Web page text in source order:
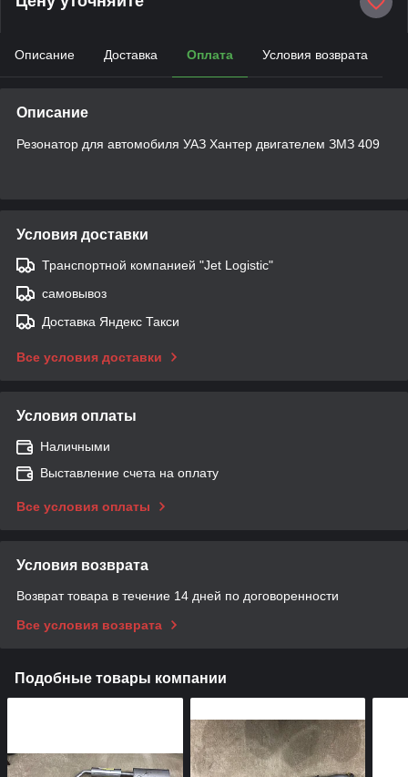
Описание Доставка Оплата Условия возврата
Описание
Резонатор для автомобиля УАЗ Хантер двигателем ЗМЗ 409
Условия доставки
Транспортной компанией "Jet Logistic"
самовывоз
Доставка Яндекс Такси
Все условия доставки
Условия оплаты
Наличными
Выставление счета на оплату
Все условия оплаты
Условия возврата
Возврат товара в течение 14 дней по договоренности
Все условия возврата
Подобные товары компании